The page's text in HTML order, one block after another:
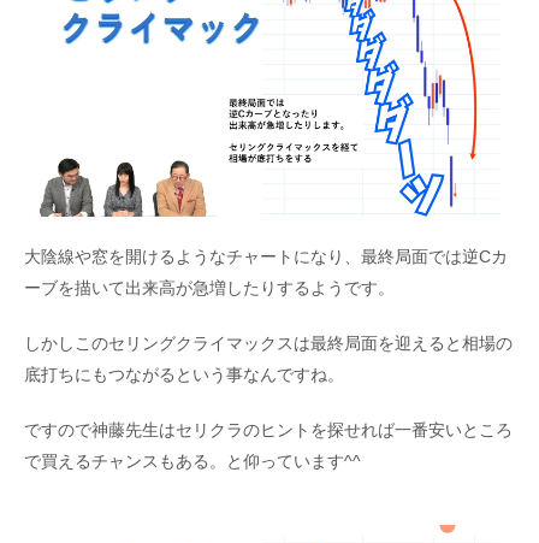
大陰線や窓を開けるようなチャートになり、最終局面では逆Cカ
ーブを描いて出来高が急増したりするようです。
しかしこのセリングクライマックスは最終局面を迎えると相場の
底打ちにもつながるという事なんですね。
ですので神藤先生はセリクラのヒントを探せれば一番安いところ
で買えるチャンスもある。と仰っています^^